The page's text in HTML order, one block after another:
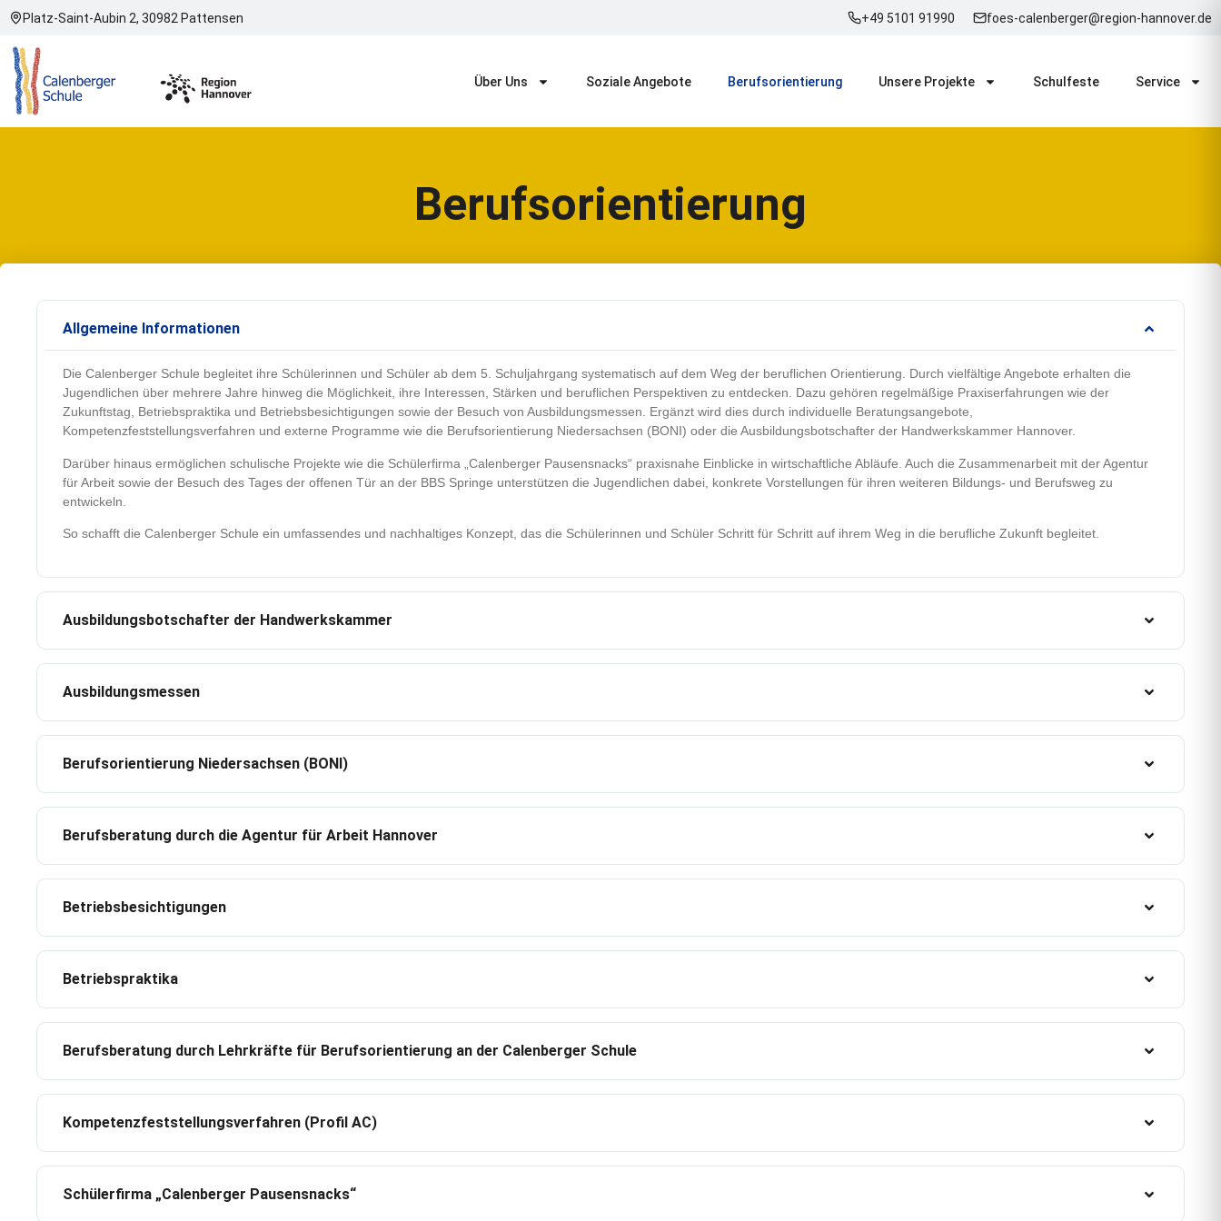
Platz-Saint-Aubin 2, 30982 Pattensen +49 5101 91990 foes-calenberger@region-hannover.de
Über Uns Soziale Angebote Berufsorientierung Unsere Projekte Schulfeste Service
Berufsorientierung
Allgemeine Informationen
Die Calenberger Schule begleitet ihre Schülerinnen und Schüler ab dem 5. Schuljahrgang systematisch auf dem Weg der beruflichen Orientierung. Durch vielfältige Angebote erhalten die
Jugendlichen über mehrere Jahre hinweg die Möglichkeit, ihre Interessen, Stärken und beruflichen Perspektiven zu entdecken. Dazu gehören regelmäßige Praxiserfahrungen wie der
Zukunftstag, Betriebspraktika und Betriebsbesichtigungen sowie der Besuch von Ausbildungsmessen. Ergänzt wird dies durch individuelle Beratungsangebote,
Kompetenzfeststellungsverfahren und externe Programme wie die Berufsorientierung Niedersachsen (BONI) oder die Ausbildungsbotschafter der Handwerkskammer Hannover.
Darüber hinaus ermöglichen schulische Projekte wie die Schülerfirma „Calenberger Pausensnacks“ praxisnahe Einblicke in wirtschaftliche Abläufe. Auch die Zusammenarbeit mit der Agentur
für Arbeit sowie der Besuch des Tages der offenen Tür an der BBS Springe unterstützen die Jugendlichen dabei, konkrete Vorstellungen für ihren weiteren Bildungs- und Berufsweg zu
entwickeln.
So schafft die Calenberger Schule ein umfassendes und nachhaltiges Konzept, das die Schülerinnen und Schüler Schritt für Schritt auf ihrem Weg in die berufliche Zukunft begleitet.
Ausbildungsbotschafter der Handwerkskammer
Ausbildungsmessen
Berufsorientierung Niedersachsen (BONI)
Berufsberatung durch die Agentur für Arbeit Hannover
Betriebsbesichtigungen
Betriebspraktika
Berufsberatung durch Lehrkräfte für Berufsorientierung an der Calenberger Schule
Kompetenzfeststellungsverfahren (Profil AC)
Schülerfirma „Calenberger Pausensnacks“